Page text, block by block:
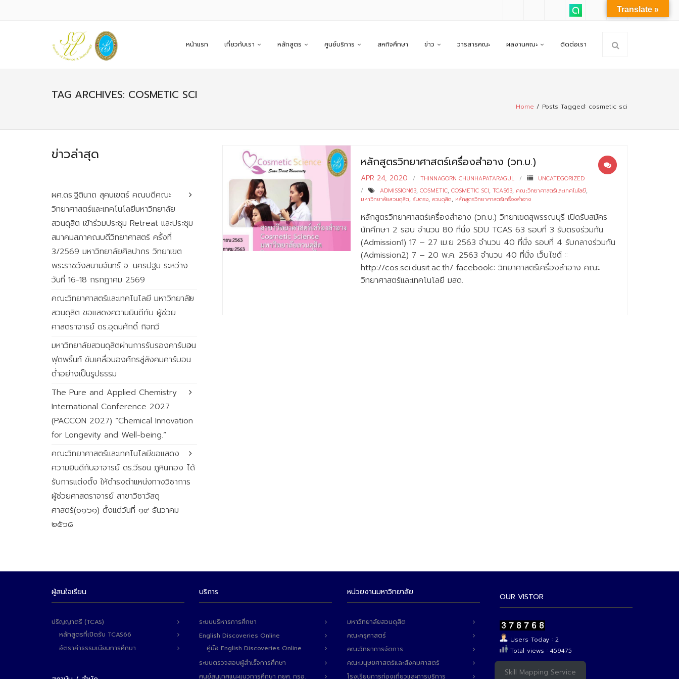
หน้าแรก เกี่ยวกับเรา หลักสูตร ศูนย์บริการ สหกิจศึกษา ข่าว วารสารคณะ ผลงานคณะ ติดต่อเรา
TAG ARCHIVES: COSMETIC SCI
Home / Posts Tagged: cosmetic sci
หลักสูตรวิทยาศาสตร์เครื่องสำอาง (วท.บ.)
APR 24, 2020 THINNAGORN CHUNHAPATARAGUL
UNCATEGORIZED
ADMISSION63,COSMETIC,COSMETIC SCI,TCAS63, คณะวิทยาศาสตร์และเทคโนโลยี,
มหาวิทยาลัยสวนดุสิต,รับตรง,สวนดุสิต, หลักสูตรวิทยาศาสตร์เครื่องสำอาง
หลักสูตรวิทยาศาสตร์เครื่องสำอาง (วท.บ.) วิทยาเขตสุพรรณบุรี เปิดรับสมัคร
นักศึกษา 2 รอบ จำนวน 80 ที่นั่ง SDU TCAS 63 รอบที่ 3 รับตรงร่วมกัน
(Admission1) 17 – 27 เม.ย 2563 จำนวน 40 ที่นั่ง รอบที่ 4 รับกลางร่วมกัน
(Admission2) 7 – 20 พ.ค. 2563 จำนวน 40 ที่นั่ง เว็บไชต์ ::
http://cos.sci.dusit.ac.th/ facebook:: วิทยาศาสตร์เครื่องสำอาง คณะ
วิทยาศาสตร์และเทคโนโลยี มสด.
ข่าวล่าสุด
ผศ.ดร.ฐิตินาถ สุคนเขตร์ คณบดีคณะ
วิทยาศาสตร์และเทคโนโลยีมหาวิทยาลัย
สวนดุสิต เข้าร่วมประชุม Retreat และประชุม
สมาคมสภาคณบดีวิทยาศาสตร์ ครั้งที่
3/2569 มหาวิทยาลัยศิลปากร วิทยาเขต
พระราชวังสนามจันทร์ จ. นครปฐม ระหว่าง
วันที่ 16-18 กรกฎาคม 2569
คณะวิทยาศาสตร์และเทคโนโลยี มหาวิทยาลัย
สวนดุสิต ขอแสดงความยินดีกับ ผู้ช่วย
ศาสตราจารย์ ดร.อุดมศักดิ์ กิจทวี
มหาวิทยาลัยสวนดุสิตผ่านการรับรองคาร์บอน
ฟุตพริ้นท์ ขับเคลื่อนองค์กรสู่สังคมคาร์บอน
ต่ำอย่างเป็นรูปธรรม
The Pure and Applied Chemistry
International Conference 2027
(PACCON 2027) “Chemical Innovation
for Longevity and Well-being.”
คณะวิทยาศาสตร์และเทคโนโลยีขอแสดง
ความยินดีกับอาจารย์ ดร.วีรชน ภูหินกอง ได้
รับการแต่งตั้ง ให้ดำรงตำแหน่งทางวิชาการ
ผู้ช่วยศาสตราจารย์ สาขาวิชาวัสดุ
ศาสตร์(๐๑๖๑) ตั้งแต่วันที่ ๑๙ ธันวาคม
๒๕๖๘
ผู้สนใจเรียน
ปริญญาตรี (TCAS)
หลักสูตรที่เปิดรับ TCAS66
อัตราค่าธรรมเนียมการศึกษา
บริการ
ระบบบริหารการศึกษา
English Discoveries Online
คู่มือ English Discoveries Online
ระบบตรวจสอบผู้สำเร็จการศึกษา
ศูนย์สนเทศแนะแนวการศึกษา กยศ. กรอ.
หน่วยงานมหาวิทยาลัย
มหาวิทยาลัยสวนดุสิต
คณะครุศาสตร์
คณะวิทยาการจัดการ
คณะมนุษยศาสตร์และสังคมศาสตร์
โรงเรียนการท่องเที่ยวและการบริการ
OUR VISTOR
Users Today : 2
Total views : 459475
Skill Mapping Service
Translate »